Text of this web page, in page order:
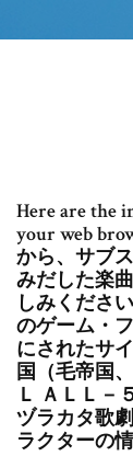
Here are the
your web
から、サブ
みだした楽
しみくださ
のゲーム・
にされたサ
国（毛帝国
Ｌ ＡＬＬ－
ヅラカタ歌
ラクターの